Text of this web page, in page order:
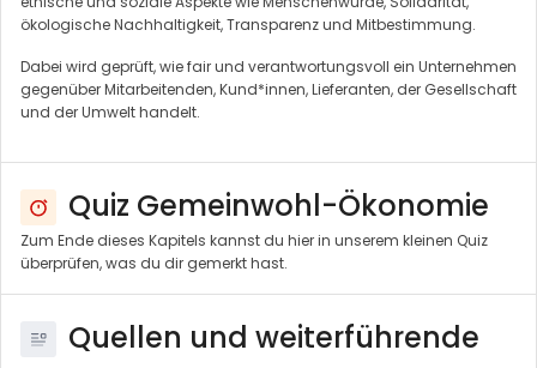
ökologische Nachhaltigkeit, Transparenz und Mitbestimmung.
Dabei wird geprüft, wie fair und verantwortungsvoll ein Unternehmen
gegenüber Mitarbeitenden, Kund*innen, Lieferanten, der Gesellschaft
und der Umwelt handelt.
Quiz Gemeinwohl-Ökonomie
Zum Ende dieses Kapitels kannst du hier in unserem kleinen Quiz
überprüfen, was du dir gemerkt hast.
Quellen und weiterführende